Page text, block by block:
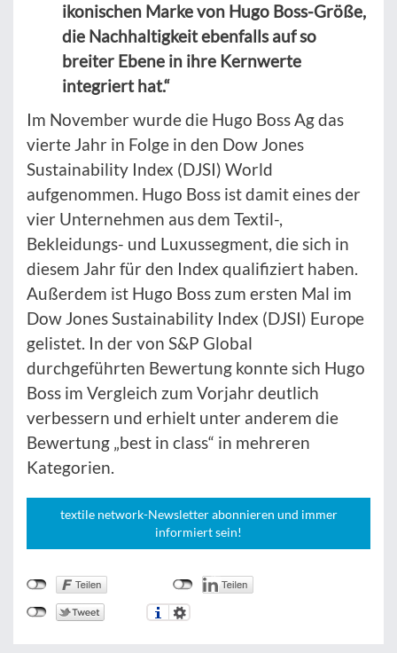
ikonischen Marke von Hugo Boss-Größe,
die Nachhaltigkeit ebenfalls auf so
breiter Ebene in ihre Kernwerte
integriert hat.“
Im November wurde die Hugo Boss Ag das
vierte Jahr in Folge in den Dow Jones
Sustainability Index (DJSI) World
aufgenommen. Hugo Boss ist damit eines der
vier Unternehmen aus dem Textil-,
Bekleidungs- und Luxussegment, die sich in
diesem Jahr für den Index qualifiziert haben.
Außerdem ist Hugo Boss zum ersten Mal im
Dow Jones Sustainability Index (DJSI) Europe
gelistet. In der von S&P Global
durchgeführten Bewertung konnte sich Hugo
Boss im Vergleich zum Vorjahr deutlich
verbessern und erhielt unter anderem die
Bewertung „best in class“ in mehreren
Kategorien.
textile network-Newsletter abonnieren und immer
informiert sein!